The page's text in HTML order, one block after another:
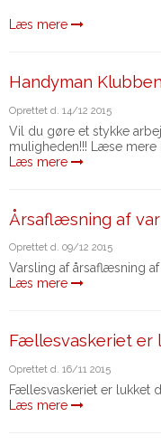
Læs mere
Handyman Klubben
Oprettet d. 14/12 2015
Vil du gøre et stykke
muligheden!!! Læse mere
Læs mere
Årsaflæsning af
Oprettet d. 09/12 2015
Varsling af årsaflæsning
Læs mere
Fællesvaskeriet er
Oprettet d. 16/11 2015
Fællesvaskeriet er lukket
Læs mere